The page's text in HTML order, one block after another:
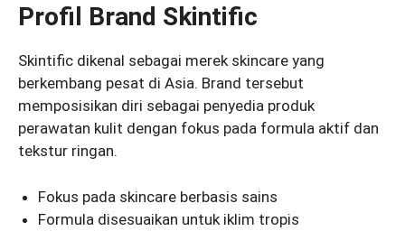
Profil Brand Skintific
Skintific dikenal sebagai merek skincare yang
berkembang pesat di Asia. Brand tersebut
memposisikan diri sebagai penyedia produk
perawatan kulit dengan fokus pada formula aktif dan
tekstur ringan.
Fokus pada skincare berbasis sains
Formula disesuaikan untuk iklim tropis